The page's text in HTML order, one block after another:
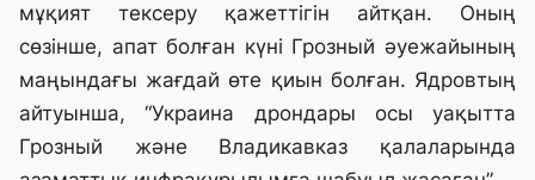
мұқият тексеру қажеттігін айтқан. Оның
сөзінше, апат болған күні Грозный әуежайының
маңындағы жағдай өте қиын болған. Ядровтың
айтуынша, “Украина дрондары осы уақытта
Грозный және Владикавказ қалаларында